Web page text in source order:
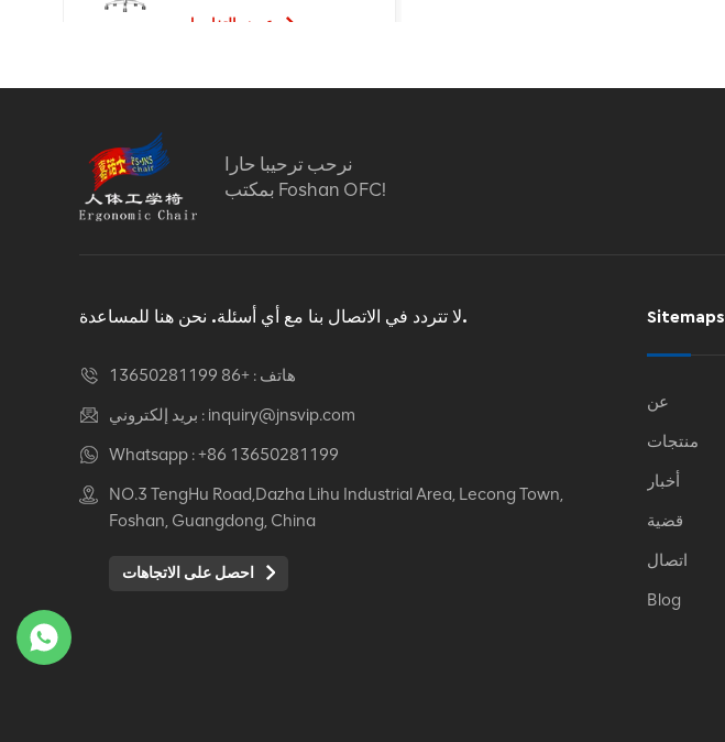
للاستخدام المكتبي
تصميم جديد عالي الجودة
عرض التفاصيل
كرسي جلدي مريح Auding:
المكتبي والمنزلي
عرض التفاصيل
كرسي جلدي مريح من
طوال اليوم
نرحب ترحيبا حارا
بمكتب Foshan OFC!
لا تتردد في الاتصال بنا مع أي أسئلة. نحن هنا للمساعدة.
هاتف : +86 13650281199
بريد إلكتروني : inquiry@jnsvip.com
Whatsapp :+86 13650281199
NO.3 TengHu Road,Dazha Lihu Industrial Area, Lecong Town,
Foshan, Guangdong, China
Sitemaps
عن
منتجات
أخبار
قضية
اتصال
Blog